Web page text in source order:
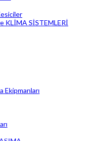
KLİMA SİSTEMLERİ
Ekipmanları